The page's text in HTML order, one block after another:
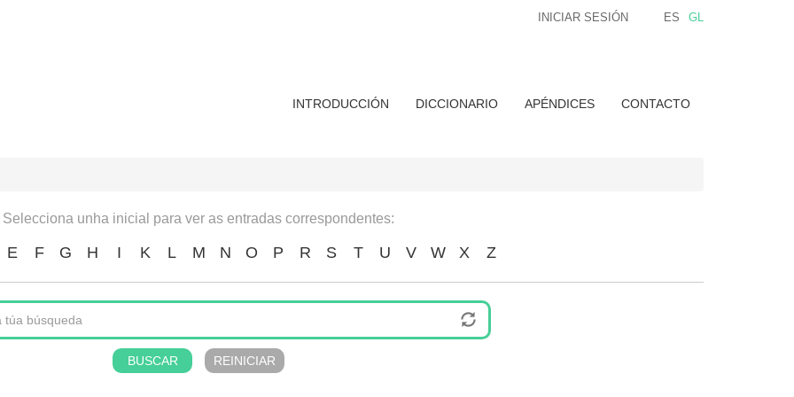
ES GL
INICIAR SESIÓN
INTRODUCCIÓN DICCIONARIO APÉNDICES CONTACTO
Selecciona unha inicial para ver as entradas correspondentes:
E F G H I K L M N O P R S T U V W X Z